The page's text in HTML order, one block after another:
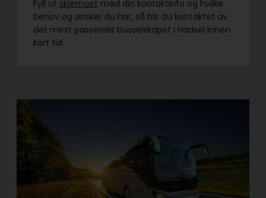
Fyll ut skjemaet med din kontaktinfo og hvilke
behov og ønsker du har, så blir du kontaktet av
det mest passende busselskapet i Hadsel innen
kort tid.